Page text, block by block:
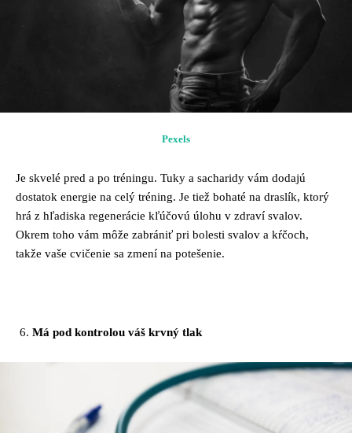
Pexels
Je skvelé pred a po tréningu. Tuky a sacharidy vám dodajú
dostatok energie na celý tréning. Je tiež bohaté na draslík, ktorý
hrá z hľadiska regenerácie kľúčovú úlohu v zdraví svalov.
Okrem toho vám môže zabrániť pri bolesti svalov a kŕčoch,
takže vaše cvičenie sa zmení na potešenie.
Má pod kontrolou váš krvný tlak